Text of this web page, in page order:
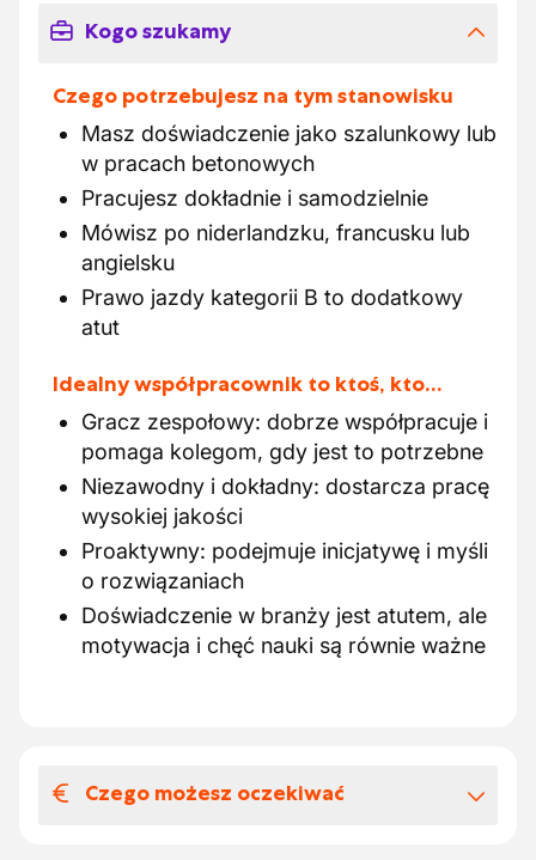
Kogo szukamy
Czego potrzebujesz na tym stanowisku
Masz doświadczenie jako szalunkowy lub
w pracach betonowych
Pracujesz dokładnie i samodzielnie
Mówisz po niderlandzku, francusku lub
angielsku
Prawo jazdy kategorii B to dodatkowy
atut
Idealny współpracownik to ktoś, kto…
Gracz zespołowy: dobrze współpracuje i
pomaga kolegom, gdy jest to potrzebne
Niezawodny i dokładny: dostarcza pracę
wysokiej jakości
Proaktywny: podejmuje inicjatywę i myśli
o rozwiązaniach
Doświadczenie w branży jest atutem, ale
motywacja i chęć nauki są równie ważne
Czego możesz oczekiwać